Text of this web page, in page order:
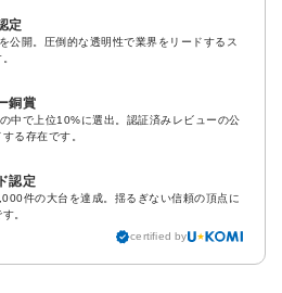
定
公開。圧倒的な透明性で業界をリードするス
銅賞
中で上位10%に選出。認証済みレビューの公
る存在です。
認定
件の大台を達成。揺るぎない信頼の頂点に
。
certified by